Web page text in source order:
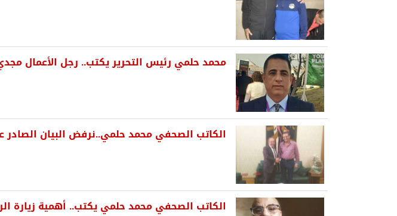
محمد حلمي رئيس التحرير يكتب.. رجل الأعمال
الكاتب الصحفي محمد حلمي..نرفض البيان الصادر
الكاتب الصحفي محمد حلمي يكتب.. أهمية زيارة